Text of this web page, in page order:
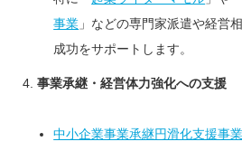
事業 」などの専門家派遣や経営
成功をサポートします。
事業承継・経営体力強化への支援
中小企業事業承継円滑化支援事業